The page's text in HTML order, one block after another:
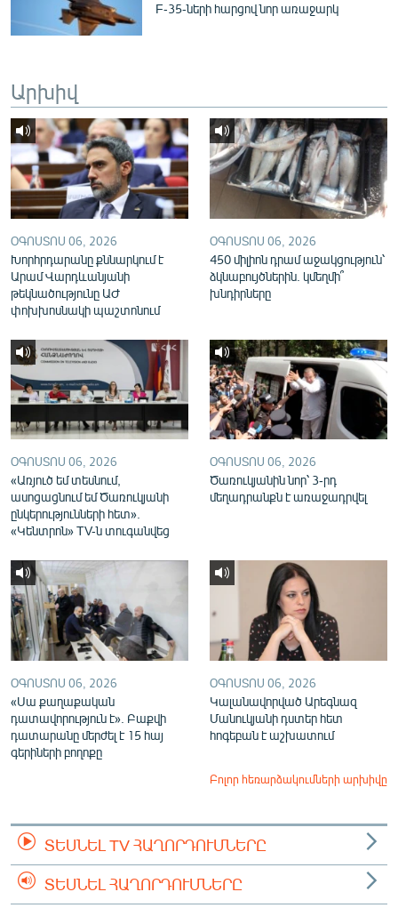
ՁԳՏԵԼՈՎ ԼԱՎԱԳՈՒՅՆԻՆ
Հայերեն
English
Русский
ՀԵՏԵՎԵՔ ՄԵԶ
F-35-ների հարցով նոր առաջարկ
Արխիվ
ՕԳՈՍՏՈՍ 06, 2026
Խորհրդարանը քննարկում է
Արամ Վարդևանյանի
թեկնածությունը ԱԺ
փոխխոսնակի պաշտոնում
ՕԳՈՍՏՈՍ 06, 2026
450 միլիոն դրամ աջակցություն՝
ձկնաբույծներին. կմեղմի՞
խնդիրները
ՕԳՈՍՏՈՍ 06, 2026
«Առյուծ եմ տեսնում,
ասոցացնում եմ Ծառուկյանի
ընկերությունների հետ».
«Կենտրոն» TV-ն տուգանվեց
ՕԳՈՍՏՈՍ 06, 2026
Ծառուկյանին նոր՝ 3-րդ
մեղադրանքն է առաջադրվել
ՕԳՈՍՏՈՍ 06, 2026
«Սա քաղաքական
դատավորություն է». Բաքվի
դատարանը մերժել է 15 հայ
գերիների բողոքը
ՕԳՈՍՏՈՍ 06, 2026
Կալանավորված Արեգնազ
Մանուկյանի դստեր հետ
հոգեբան է աշխատում
Բոլոր հեռարձակումների արխիվը
ՏԵՍՆԵԼ TV ՀԱՂՈՐԴՈՒՄՆԵՐԸ
ՏԵՍՆԵԼ ՀԱՂՈՐԴՈՒՄՆԵՐԸ